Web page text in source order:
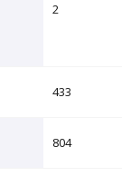
2
433
804